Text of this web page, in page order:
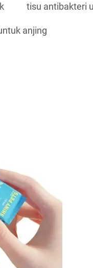
tisu antibakteri
anjing